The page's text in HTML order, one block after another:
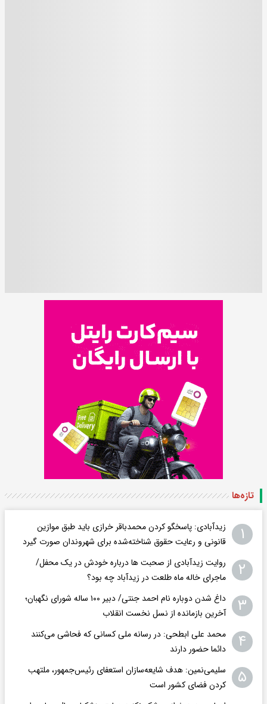
تازه‌ها
۱
زیدآبادی: پاسخگو کردن محمدباقر خرازی باید طبق موازین
قانونی و رعایت حقوق شناخته‌شده برای شهروندان صورت گیرد
۲
روایت زیدآبادی از صحبت ها درباره خودش در یک محفل/
ماجرای خاله ماه طلعت در زیدآباد چه بود؟
۳
داغ شدن دوباره نام احمد جنتی/ دبیر ۱۰۰ ساله شورای نگهبان؛
آخرین بازمانده از نسل نخست انقلاب
۴
محمد علی ابطحی: در رسانه ملی کسانی که فحاشی می‌کنند
دائما حضور دارند
۵
سلیمی‌نمین: هدف شایعه‌سازان استعفای رئیس‌جمهور، ملتهب
کردن فضای کشور است